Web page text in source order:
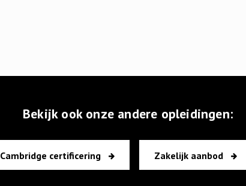
Bekijk ook onze andere opleidingen:
Cambridge certificering Zakelijk aanbod